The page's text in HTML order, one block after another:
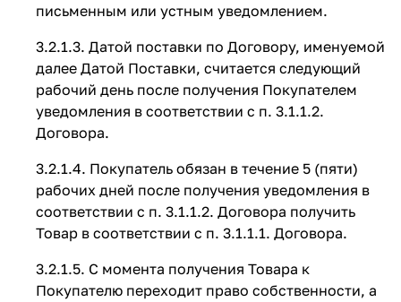
письменным или устным уведомлением.
3.2.1.3. Датой поставки по Договору, именуемой
далее Датой Поставки, считается следующий
рабочий день после получения Покупателем
уведомления в соответствии с п. 3.1.1.2.
Договора.
3.2.1.4. Покупатель обязан в течение 5 (пяти)
рабочих дней после получения уведомления в
соответствии с п. 3.1.1.2. Договора получить
Товар в соответствии с п. 3.1.1.1. Договора.
3.2.1.5. С момента получения Товара к
Покупателю переходит право собственности, а